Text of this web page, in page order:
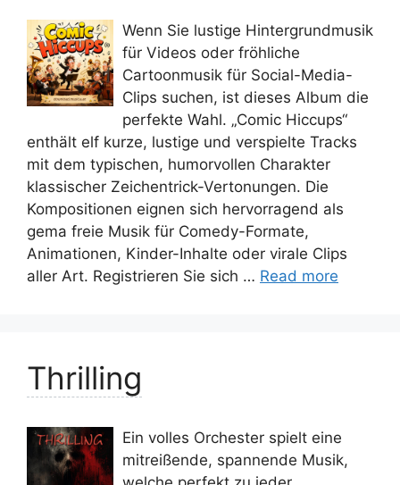
Wenn Sie lustige Hintergrundmusik
für Videos oder fröhliche
Cartoonmusik für Social-Media-
Clips suchen, ist dieses Album die
perfekte Wahl. „Comic Hiccups“
enthält elf kurze, lustige und verspielte Tracks
mit dem typischen, humorvollen Charakter
klassischer Zeichentrick-Vertonungen. Die
Kompositionen eignen sich hervorragend als
gema freie Musik für Comedy-Formate,
Animationen, Kinder-Inhalte oder virale Clips
aller Art. Registrieren Sie sich … Read more
Thrilling
Ein volles Orchester spielt eine
mitreißende, spannende Musik,